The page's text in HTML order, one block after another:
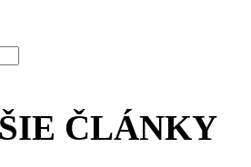
ČLÁNKY